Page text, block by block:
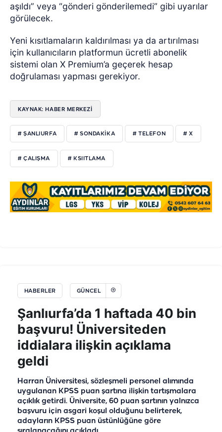
aşıldı” veya “gönderi gönderilemedi” gibi uyarılar
görülecek.
Yeni kısıtlamaların kaldırılması ya da artırılması
için kullanıcıların platformun ücretli abonelik
sistemi olan X Premium’a geçerek hesap
doğrulaması yapması gerekiyor.
KAYNAK: HABER MERKEZİ
# ŞANLIURFA # SONDAKIKA # TELEFON # X
# ÇALIŞMA # KSIITLAMA
HABERLER GÜNCEL
Şanlıurfa’da 1 haftada 40 bin
başvuru! Üniversiteden
iddialara ilişkin açıklama
geldi
Harran Üniversitesi, sözleşmeli personel alımında
uygulanan KPSS puan şartına ilişkin tartışmalara
açıklık getirdi. Üniversite, 60 puan şartının yalnızca
başvuru için asgari koşul olduğunu belirterek,
adayların KPSS puan üstünlüğüne göre